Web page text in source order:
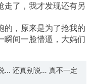
走了，我才发现还有另
的，原来是为了抢我的
瞬间一脸懵逼，大妈们
… 还真别说… 真不一定